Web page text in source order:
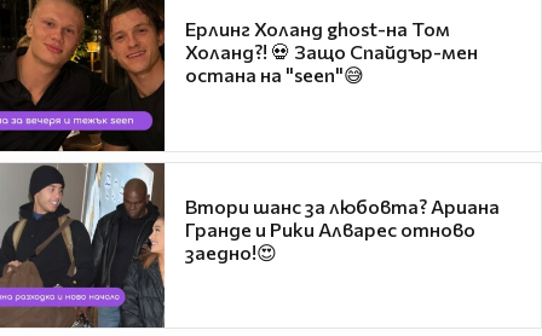
Ерлинг Холанд ghost-на Том
Холанд?! 💀 Защо Спайдър-мен
остана на "seen"😅
Втори шанс за любовта? Ариана
Гранде и Рики Алварес отново
заедно!😍